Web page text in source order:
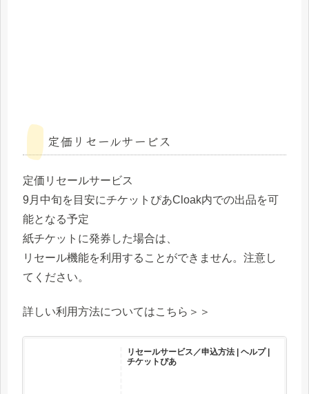
定価リセールサービス
定価リセールサービス
9月中旬を目安にチケットぴあCloak内での出品を可
能となる予定
紙チケットに発券した場合は、
リセール機能を利用することができません。注意し
てください。
詳しい利用方法についてはこちら＞＞
リセールサービス／申込方法 | ヘルプ |
チケットぴあ